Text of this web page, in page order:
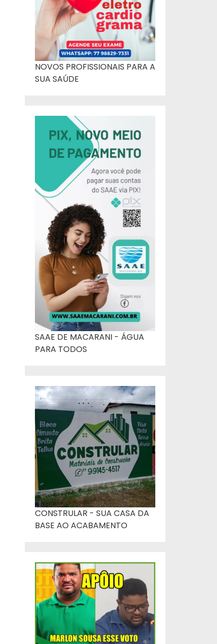
NOVOS PROFISSIONAIS PARA A
SUA SAÚDE
SAAE DE MACARANI - ÁGUA
PARA TODOS
CONSTRULAR - SUA CASA DA
BASE AO ACABAMENTO